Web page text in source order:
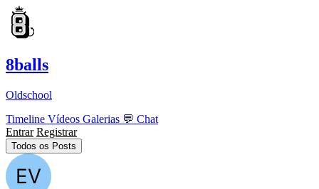
8balls
Oldschool
Timeline Vídeos Galerias 💬 Chat
Entrar Registrar
Todos os Posts